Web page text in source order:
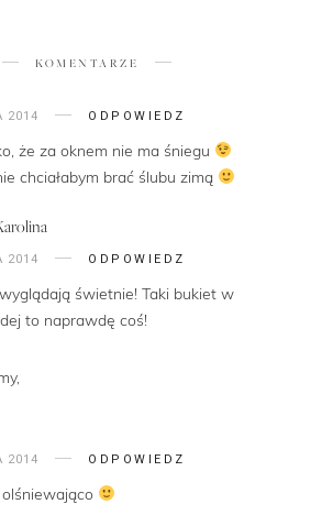
KOMENTARZE
2014 ODPOWIEDZ
że za oknem nie ma śniegu
chciałabym brać ślubu zimą
2014 ODPOWIEDZ
świetnie! Taki bukiet w
to naprawdę coś!
2014 ODPOWIEDZ